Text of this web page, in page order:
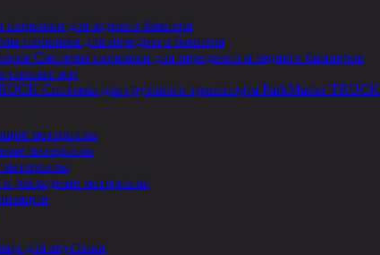
для заднего бампера
парковки для переднего бампера
Системы парковки для переднего и заднего бамперов
слепых зон
Системы для грузового транспорта ParkMaster TRUCK
материалы
материалы
расходные материалы
для акустики